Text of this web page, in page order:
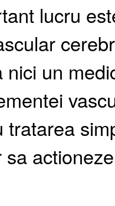
lucru
nici un
tratarea